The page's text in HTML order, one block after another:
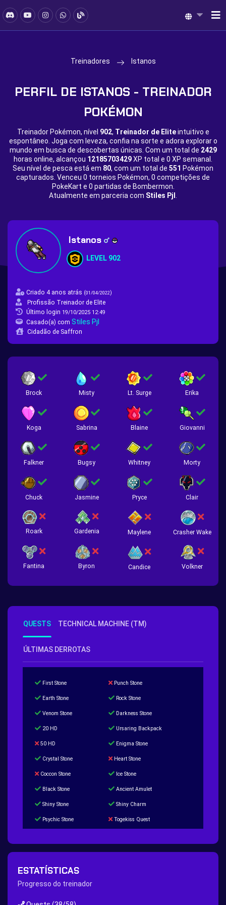
Treinadores Istanos
PERFIL DE ISTANOS - TREINADOR
POKÉMON
Treinador Pokémon, nível 902, Treinador de Eliteintuitivo e
espontâneo. Joga com leveza, confia na sorte e adora explorar o
mundo em busca de descobertas únicas. Com um total de 2429
horas online, alcançou 12185703429XP total e 0 XP semanal.
Seu nível de pesca está em 80, com um total de 551 Pokémon
capturados. Venceu 0 torneios Pokémon, 0 competições de
PokeKart e 0 partidas de Bombermon.
Atualmente em parceria com Stiles Pjl
Istanos
LEVEL 902
Criado 4 anos atrás (01/04/2022)
Profissão Treinador de Elite
Último login 19/10/2025 12:49
Casado(a) com Stiles Pjl
Cidadão de Saffron
Brock Misty Lt. Surge Erika
Koga Sabrina Blaine Giovanni
Falkner Bugsy Whitney Morty
Chuck Jasmine Pryce Clair
Roark Gardenia Maylene Crasher Wake
Fantina Byron Candice Volkner
QUESTS TECHNICAL MACHINE (TM)
ÚLTIMAS DERROTAS
First Stone Punch Stone
Earth Stone Rock Stone
Venom Stone Darkness Stone
20 HD Ursaring Backpack
50 HD Enigma Stone
Crystal Stone Heart Stone
Coccon Stone Ice Stone
Black Stone Ancient Amulet
Shiny Stone Shiny Charm
Psychic Stone Togekiss Quest
200 Great Ball Quest
Hippie Outfit Quest
ESTATÍSTICAS
Progresso do treinador